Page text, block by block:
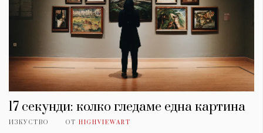
17 секунди: колко гледаме една картина
ИЗКУСТВО ОТ HIGHVIEWART